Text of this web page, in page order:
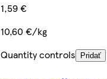
1,59 €
10,60 €/kg
Quantity controls
Pridať